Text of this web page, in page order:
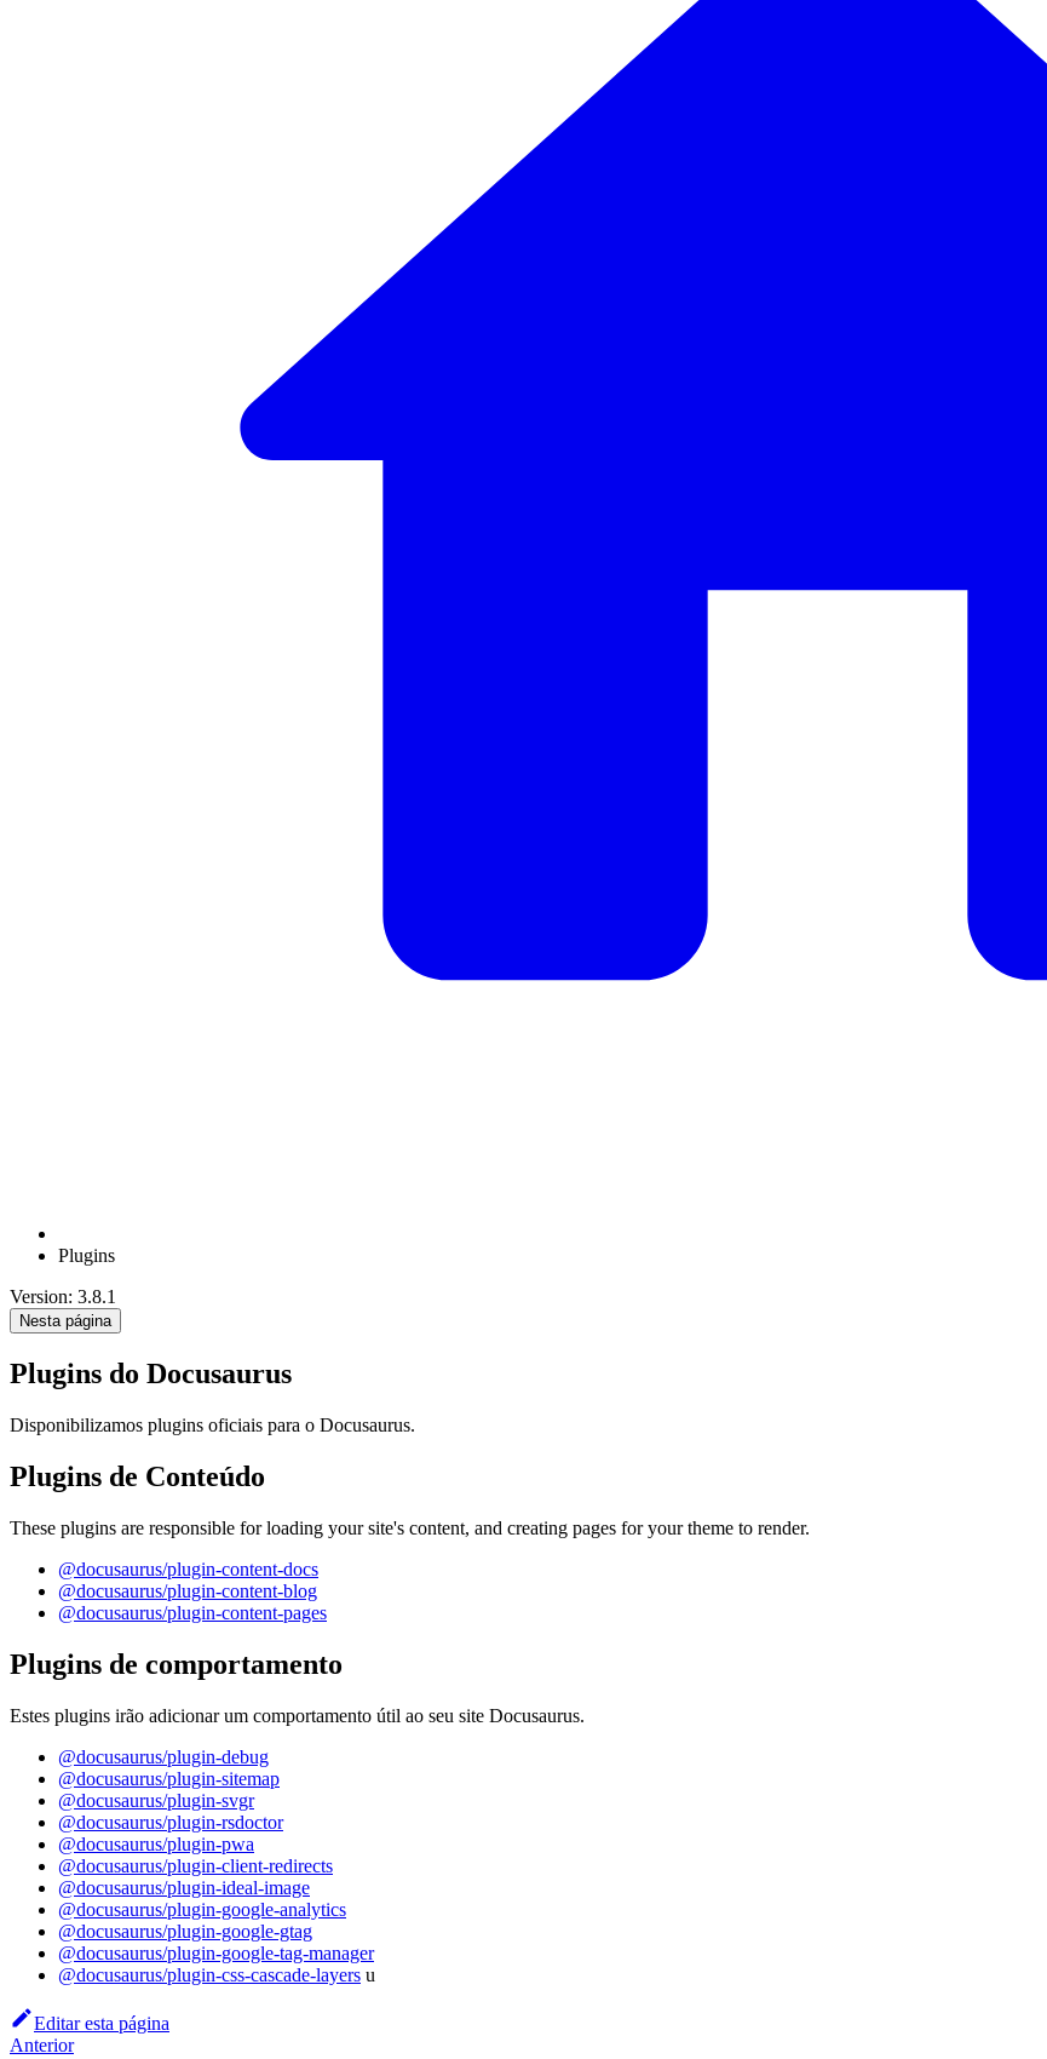
Plugins
Version: 3.8.1
Nesta página
Plugins do Docusaurus
Disponibilizamos plugins oficiais para o Docusaurus.
Plugins de Conteúdo
These plugins are responsible for loading your site's content, and creating pages for your theme to render.
@docusaurus/plugin-content-docs
@docusaurus/plugin-content-blog
@docusaurus/plugin-content-pages
Plugins de comportamento
Estes plugins irão adicionar um comportamento útil ao seu site Docusaurus.
@docusaurus/plugin-debug
@docusaurus/plugin-sitemap
@docusaurus/plugin-svgr
@docusaurus/plugin-rsdoctor
@docusaurus/plugin-pwa
@docusaurus/plugin-client-redirects
@docusaurus/plugin-ideal-image
@docusaurus/plugin-google-analytics
@docusaurus/plugin-google-gtag
@docusaurus/plugin-google-tag-manager
@docusaurus/plugin-css-cascade-layers u
Editar esta página
Anterior